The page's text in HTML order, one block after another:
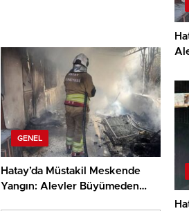
GENEL
Hatay’da Müstakil Meskende
Yangın: Alevler Büyümeden